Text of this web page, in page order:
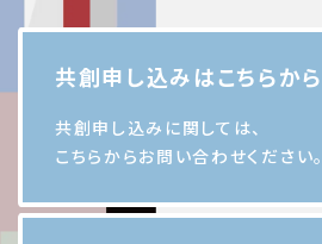
共創申し込みはこちらから
共創申し込みに関しては、
こちらからお問い合わせください。